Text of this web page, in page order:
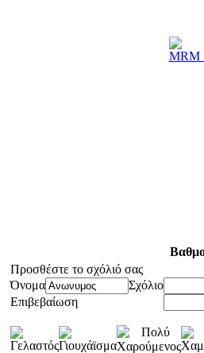
Προσθέστε το σχόλιό σας
Όνομα
Σχόλιο
Επιβεβαίωση